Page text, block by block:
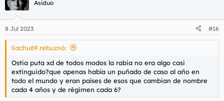
Asiduo
8 Jul 2023 #16
liachu69 rebuznó:
Ostia puta xd de todos modos la rabia no era algo casi
extinguido?que apenas había un puñado de caso al año en
todo el mundo y eran países de esos que cambian de nombre
cada 4 años y de régimen cada 6?